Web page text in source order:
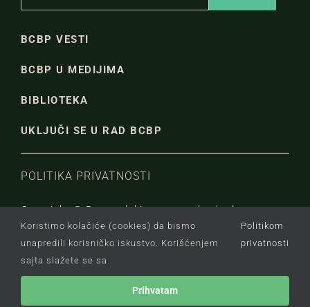
BCBP VESTI
BCBP U MEDIJIMA
BIBLIOTEKA
UKLJUČI SE U RAD BCBP
POLITIKA PRIVATNOSTI
Copyright © Beogradski centar za bezbednosnu
Koristimo kolačiće (cookies) da bismo
unapredili korisničko iskustvo. Korišćenjem
sajta slažete se sa
Politikom
privatnosti
Prihvatam